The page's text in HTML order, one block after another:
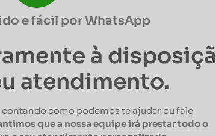
e fácil por WhatsApp
à
atendimento.
como podemos te ajudar ou fale
que a nossa equipe irá prestar todo o